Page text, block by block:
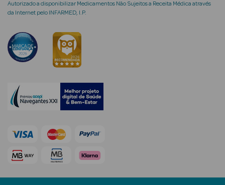
Rosto e
Ver Tudo
Cosmética
Hidratantes
Creme de Olhos
envelhecimento
Autorizado a disponibilizar Medicamentos Não Sujeitos a Receita Médica através
da Internet pelo INFARMED, I.P.